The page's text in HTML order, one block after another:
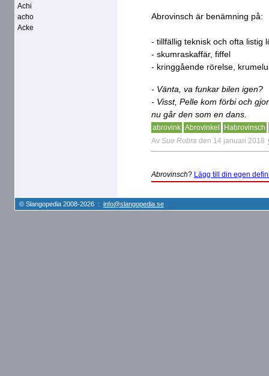
Achi
acho
Acke
Abrovinsch är benämning på:
- tillfällig teknisk och ofta listig
- skumraskaffär, fiffel
- kringgående rörelse,
- Vänta, va funkar bilen igen?
- Visst, Pelle kom förbi och
nu går den som en dans.
abrovink Abrovinkel
Habrovinsch
Av Sue Robra den 14 januari 2018
Abrovinsch? Lägg till din egen
© Slangopedia 2008-2026 : info@slangopedia.se